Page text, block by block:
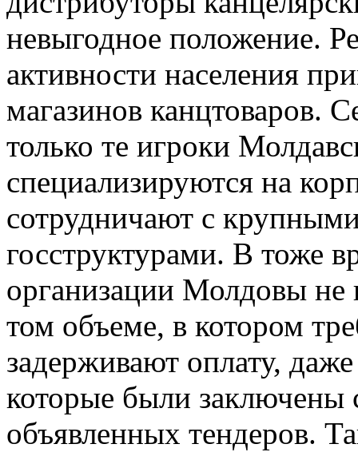
невыгодное положение.
активности населения
магазинов канцтоваров.
только те игроки
специализируются на
сотрудничают с
госструктурами. В тоже
организации Молдовы не
том объеме, в котором
задерживают оплату,
которые были заключены
объявленных тендеров.